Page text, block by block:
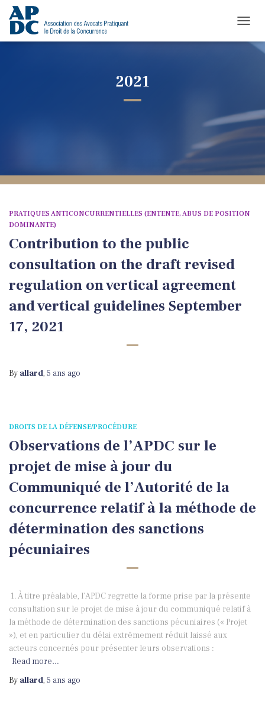
2021
PRATIQUES ANTICONCURRENTIELLES (ENTENTE, ABUS DE POSITION
DOMINANTE)
Contribution to the public
consultation on the draft revised
regulation on vertical agreement
and vertical guidelines September
17, 2021
By allard, 5 ans ago
DROITS DE LA DÉFENSE/PROCÉDURE
Observations de l’APDC sur le
projet de mise à jour du
Communiqué de l’Autorité de la
concurrence relatif à la méthode de
détermination des sanctions
pécuniaires
1. À titre préalable, l’APDC regrette la forme prise par la présente
consultation sur le projet de mise à jour du communiqué relatif à
la méthode de détermination des sanctions pécuniaires (« Projet
»), et en particulier du délai extrêmement réduit laissé aux
acteurs concernés pour présenter leurs observations :
Read more…
By allard, 5 ans ago